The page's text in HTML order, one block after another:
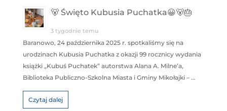
🐻 Święto Kubusia Puchatka😀🐻🎂
3 tygodnie temu
Baranowo, 24 października 2025 r. spotkaliśmy się na
urodzinach Kubusia Puchatka z okazji 99 rocznicy wydania
książki „Kubuś Puchatek” autorstwa Alana A. Milne’a,
Biblioteka Publiczno-Szkolna Miasta i Gminy Mikołajki – …
Czytaj dalej